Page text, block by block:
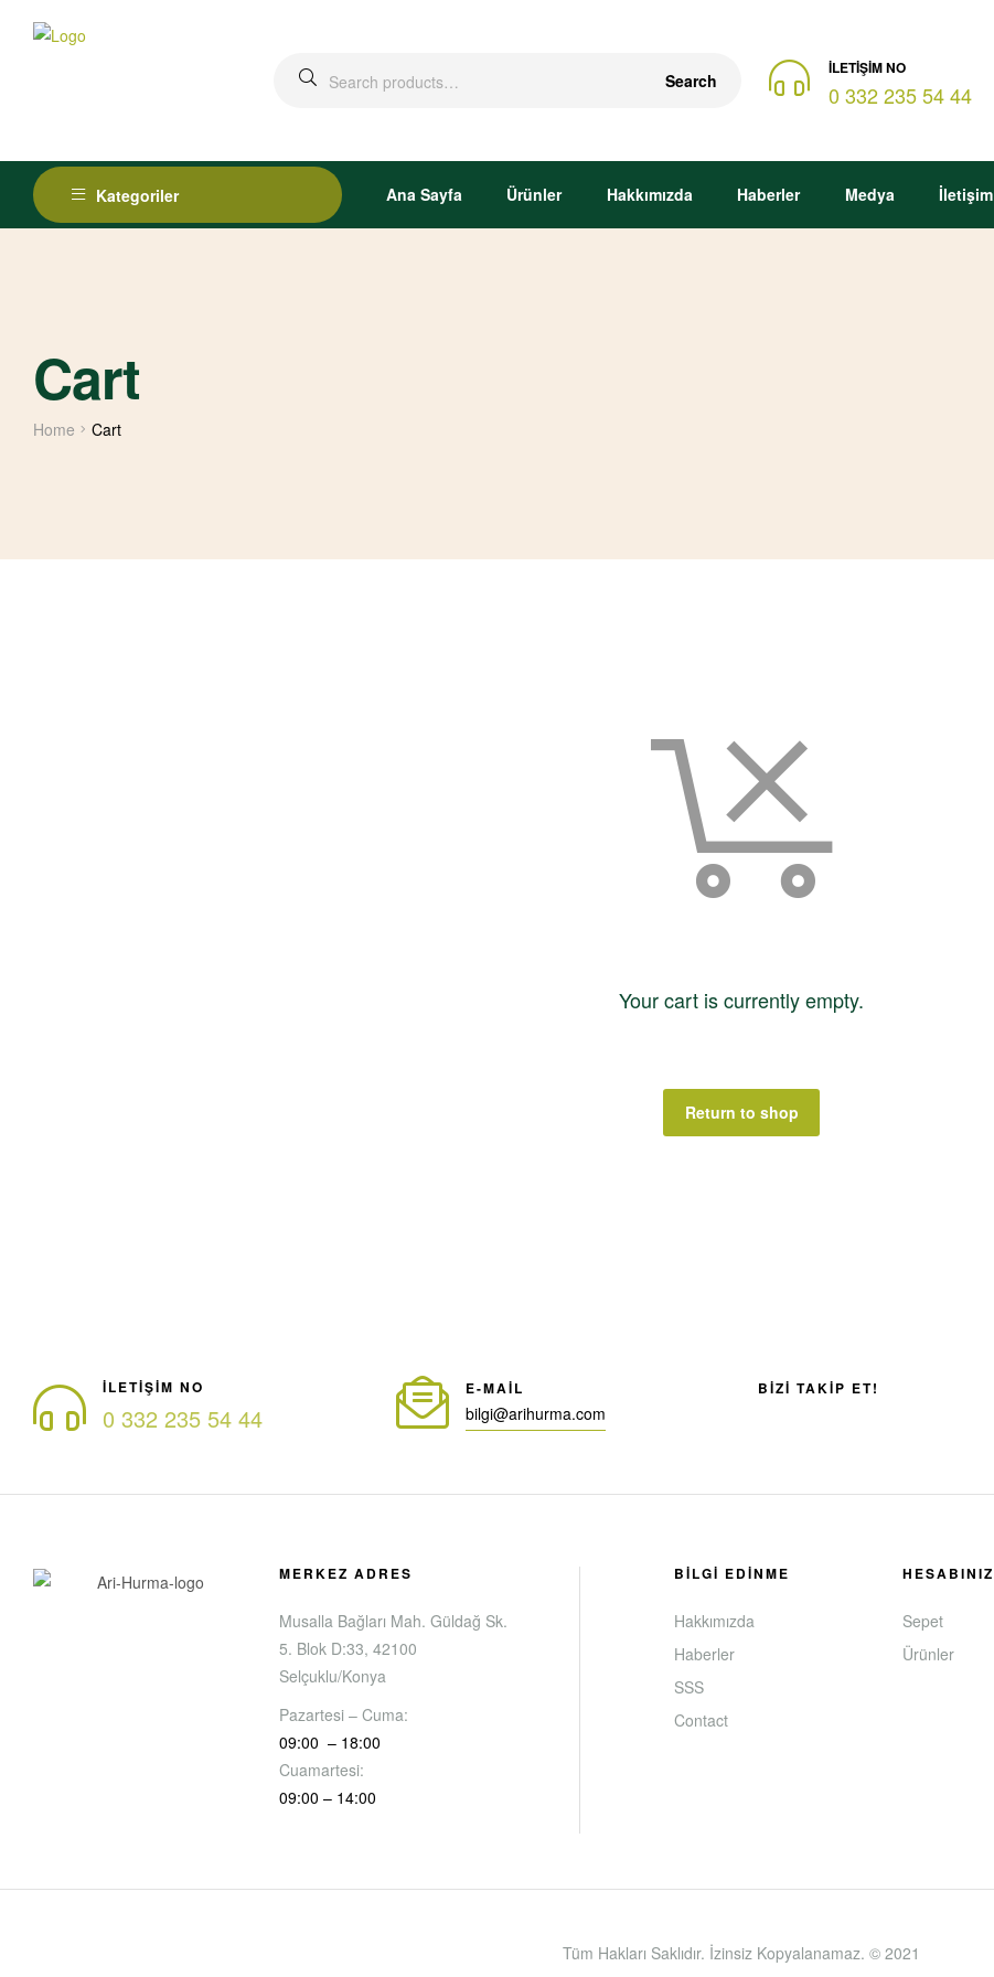
Search
İLETIŞIM NO
0 332 235 54 44
Kategoriler Ana Sayfa Ürünler Hakkımızda Haberler Medya İletişim
Cart
Home Cart
Your cart is currently empty.
Return to shop
ILETIŞIM NO
0 332 235 54 44
E-MAIL
bilgi@arihurma.com
BIZI TAKIP ET!
MERKEZ ADRES
Musalla Bağları Mah. Güldağ Sk.
5. Blok D:33, 42100
Selçuklu/Konya
Pazartesi – Cuma:
09:00 – 18:00
Cuamartesi:
09:00 – 14:00
BİLGİ EDİNME
Hakkımızda
Haberler
SSS
Contact
HESABINIZ
Sepet
Ürünler
Tüm Hakları Saklıdır. İzinsiz Kopyalanamaz. © 2021